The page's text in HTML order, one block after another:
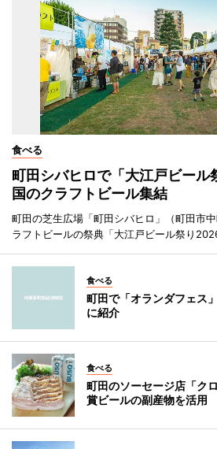
食べる
町田シバヒロで「大江戸ビー
国のクラフトビール集結
町田の芝生広場「町田シバヒロ」（町田市
ラフトビールの祭典「大江戸ビール祭り
食べる
町田で「オランダフェス
に紹介
食べる
町田のソーセージ店「ク
賞ビールの副産物を活用